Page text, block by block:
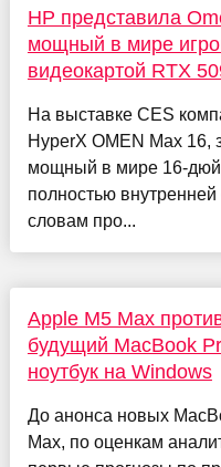
HP представила
мощный в мире
видеокартой RTX
На выставке CES
HyperX OMEN Max 16,
мощный в мире 16-
полностью
словам про...
Apple M5 Max
будущий MacBook
ноутбук на Windows
До анонса новых
Max, по оценкам